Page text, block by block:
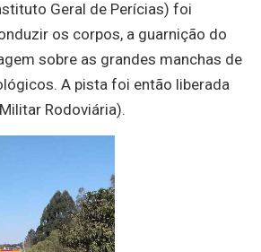
Geral de Perícias) foi
os corpos, a guarnição do
sobre as grandes manchas de
A pista foi então liberada
Rodoviária).